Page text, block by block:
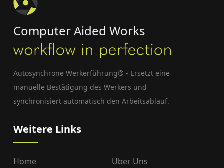
Computer Aided Works
Autosynchrone Werkerführung® - Ersetzt eine
manuelle Bestätigung des Werkers und
synchronisiert automatisch den Arbeitsablauf.
Weitere Links
Home
Über Uns